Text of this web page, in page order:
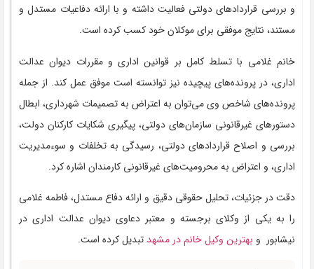
و بررسی قراردادهای دولتی فعالیت داشته و با ارائه دفاعیات مستدل و
مستند، نتایج موفقی برای موکلان خود کسب کرده است.
خانم غلامی با تسلط کامل بر قوانین اداری و مقررات دیوان عدالت
اداری، در پرونده‌های پیچیده نیز توانسته است موفق عمل کند. از جمله
پرونده‌های شاخص وی می‌توان به اعتراض به تصمیمات شهرداری، ابطال
دستورهای غیرقانونی سازمان‌های دولتی، پیگیری شکایات کارکنان دولت،
بررسی و اصلاح قراردادهای دولتی، رسیدگی به تخلفات و سوءمدیریت
اداری، و اعتراض به محرومیت‌های غیرقانونی کارمندان اشاره کرد.
دقت در جزئیات، تحلیل حقوقی دقیق و ارائه دفاع مستدل، فاطمه غلامی
را به یکی از وکلای برجسته و معتبر دعاوی دیوان عدالت اداری در
نیشابور و بهترین وکیل خانم در مشهد تبدیل کرده است.